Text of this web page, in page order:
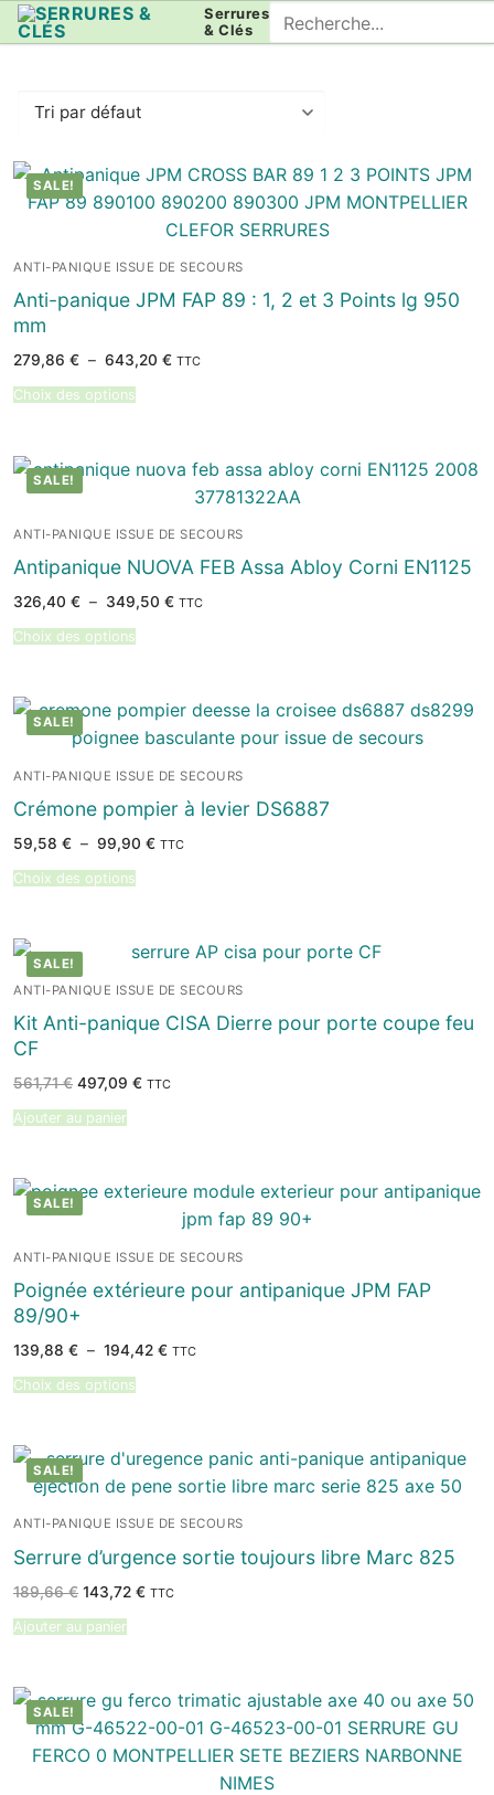
Aller
au
Serrures
& Clés
Rechercher
:
SALE!
ANTI-PANIQUE ISSUE DE SECOURS
Anti-panique JPM FAP 89 : 1, 2 et 3 Points lg 950
mm
279,86 € – 643,20 €Plage
TTC
Choix des options
SALE!
ANTI-PANIQUE ISSUE DE SECOURS
Antipanique NUOVA FEB Assa Abloy Corni EN1125
326,40 € – 349,50 €Plage
TTC
Choix des options
SALE!
ANTI-PANIQUE ISSUE DE SECOURS
Crémone pompier à levier DS6887
59,58 € – 99,90 €Plage
TTC
Choix des options
SALE!
ANTI-PANIQUE ISSUE DE SECOURS
Kit Anti-panique CISA Dierre pour porte coupe feu
CF
561,71€ Le
initial
était :
497,09 €Le
TTC
Ajouter au panier
SALE!
ANTI-PANIQUE ISSUE DE SECOURS
Poignée extérieure pour antipanique JPM FAP
89/90+
139,88 € – 194,42 €Plage
TTC
Choix des options
SALE!
ANTI-PANIQUE ISSUE DE SECOURS
Serrure d’urgence sortie toujours libre Marc 825
189,66€ Le
initial
était :
143,72 €Le
TTC
Ajouter au panier
SALE!